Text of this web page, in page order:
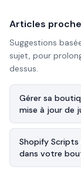
Articles
Suggestions
sujet, pour
dessus.
Gérer sa
mise à jour de
Shopify
dans votre